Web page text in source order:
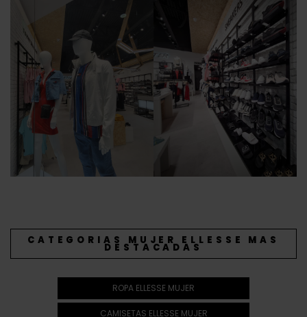
CATEGORIAS MUJER ELLESSE MAS
DESTACADAS
ROPA ELLESSE MUJER
CAMISETAS ELLESSE MUJER